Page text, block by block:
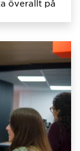
överallt på